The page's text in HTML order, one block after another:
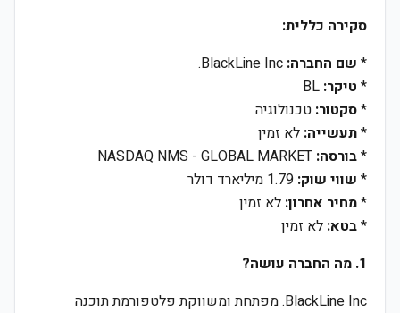
סקירה כללית:
* שם החברה:
* טיקר:
*סקטור: טכנולוגיה
*תעשייה: לא זמין
*בורסה:
* שווי שוק:
*מחיר אחרון: לא זמין
*בטא: לא זמין
1. מה החברה עושה?
BlackLine Inc. מפתחת ומשווקת פלטפורמת תוכנה